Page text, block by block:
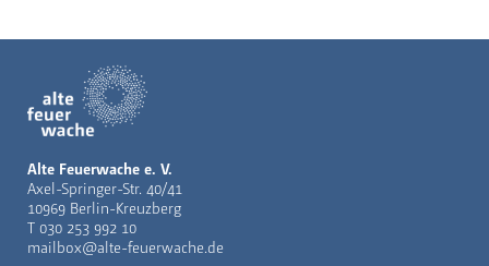
Alte Feuerwache e. V.
Axel-Springer-Str. 40/41
10969 Berlin-Kreuzberg
T 030 253 992 10
mailbox@alte-feuerwache.de